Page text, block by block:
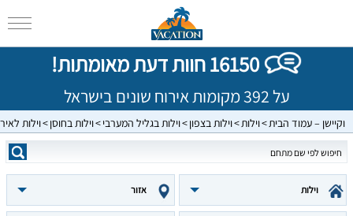
16150 חוות דעת מאומתות!
על 392 מקומות אירוח שונים בישראל
וקיישן – עמוד הבית וילות וילות בצפון וילות בגליל המערבי וילות בחוסן וילות
וילות אזור